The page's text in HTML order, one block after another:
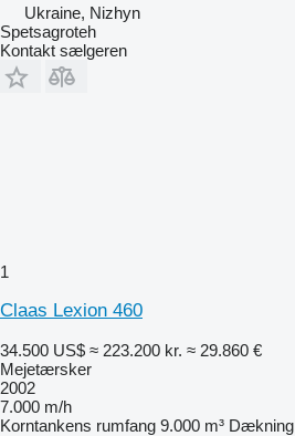
Ukraine, Nizhyn
Spetsagroteh
Kontakt sælgeren
1
Claas Lexion 460
34.500 US$ ≈ 223.200 kr. ≈ 29.860 €
Mejetærsker
2002
7.000 m/h
Korntankens rumfang 9.000 m³ Dækning